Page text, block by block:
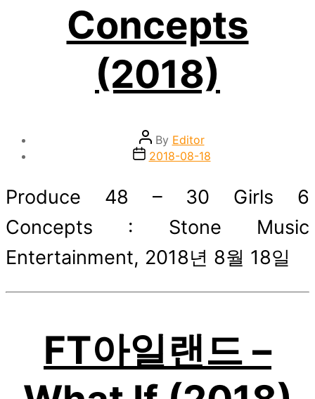
Concepts
(2018)
Post
author
By Editor
Post2018-08-18
Produce 48 – 30 Girls 6
Concepts : Stone Music
Entertainment, 2018년 8월 18일
FT아일랜드 –